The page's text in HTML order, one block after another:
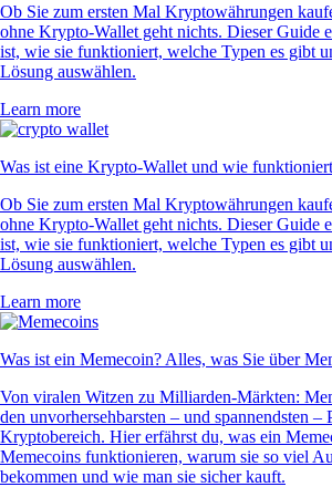
Ob Sie zum ersten Mal Kryptowährungen
ohne Krypto-Wallet geht nichts. Dieser Guide
ist, wie sie funktioniert, welche Typen es gibt
Lösung auswählen.
Learn more
Was ist eine Krypto-Wallet und wie
Ob Sie zum ersten Mal Kryptowährungen
ohne Krypto-Wallet geht nichts. Dieser Guide
ist, wie sie funktioniert, welche Typen es gibt
Lösung auswählen.
Learn more
Was ist ein Memecoin? Alles, was Sie über
Von viralen Witzen zu Milliarden-Märkten:
den unvorhersehbarsten – und spannendsten –
Kryptobereich. Hier erfährst du, was ein
Memecoins funktionieren, warum sie so viel
bekommen und wie man sie sicher kauft.